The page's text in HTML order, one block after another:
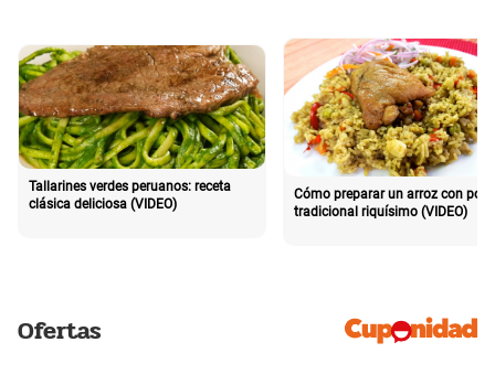
Tallarines verdes peruanos: receta
clásica deliciosa (VIDEO)
Cómo preparar un arroz con pollo
tradicional riquísimo (VIDEO)
Ofertas